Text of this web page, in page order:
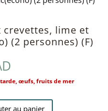
crevettes, lime et
(2 personnes) (F)
œufs, fruits de mer
au panier